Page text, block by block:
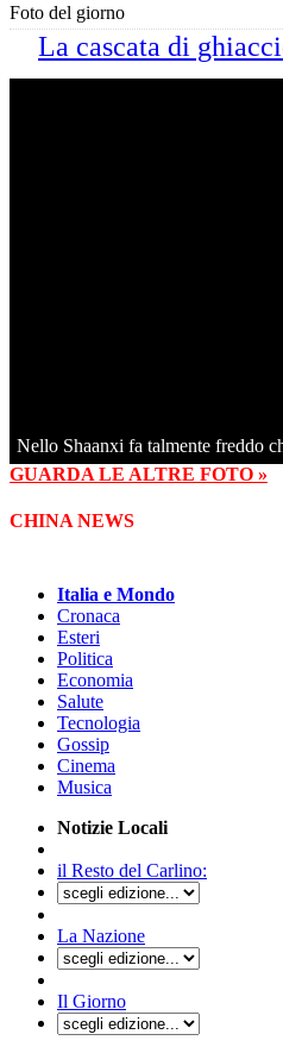
Foto del giorno
La cascata di
Nello Shaanxi fa talmente freddo
GUARDA LE ALTRE FOTO »
CHINA NEWS
Italia e Mondo
Cronaca
Esteri
Politica
Economia
Salute
Tecnologia
Gossip
Cinema
Musica
Notizie Locali
il Resto del Carlino:
La Nazione
Il Giorno